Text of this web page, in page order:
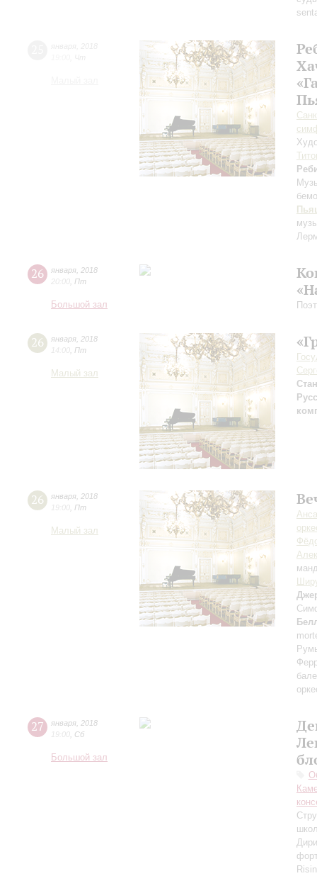
26 января 2018
20:00 Пт
Большой зал
26 января 2018
14:00 Пт
Малый зал
26 января 2018
19:00 Пт
Малый зал
27 января 2018
19:00 Сб
Большой зал